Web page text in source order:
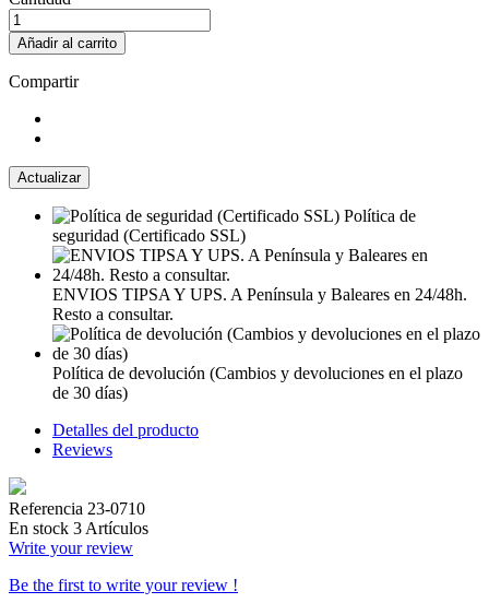
Añadir al carrito
Compartir
Política de
seguridad (Certificado SSL)
ENVIOS TIPSA Y UPS. A Península y Baleares en 24/48h.
Resto a consultar.
Política de devolución (Cambios y devoluciones en el plazo
de 30 días)
Detalles del producto
Reviews
Referencia 23-0710
En stock 3 Artículos
Write your review
Be the first to write your review !